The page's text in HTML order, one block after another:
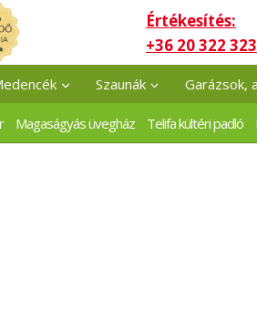
Értékesítés:
+36 20 322
Szaunák Garázsok,
Magaságyás üvegház Telifa kültéri padló